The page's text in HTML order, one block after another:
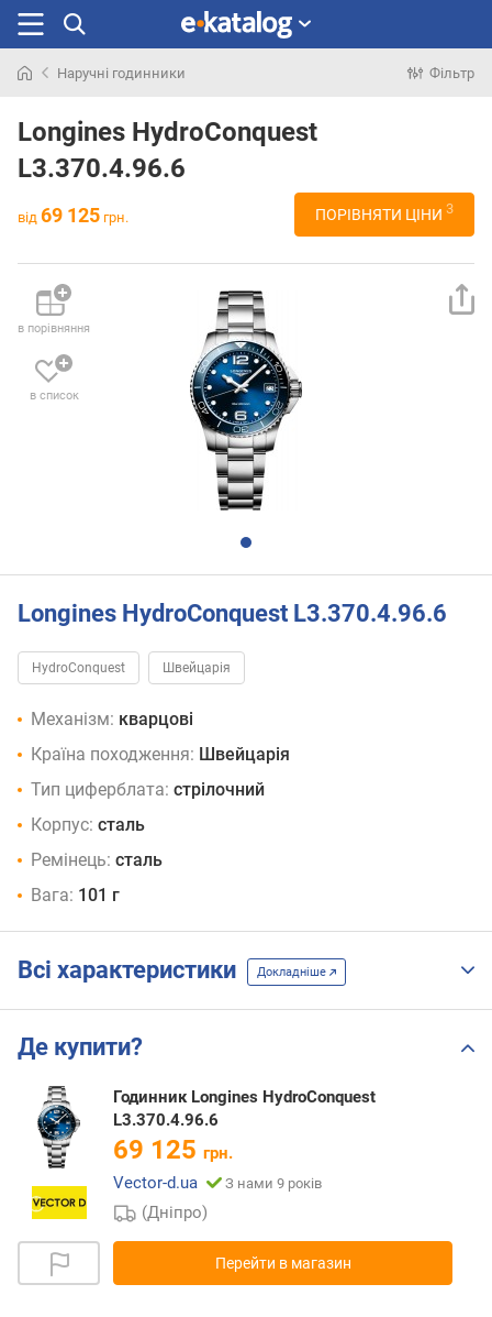
раніше
Наручні годинники Фільтр
Longines HydroConquest
L3.370.4.96.6
від 69 125 грн. ПОРІВНЯТИ ЦІНИ 3
в порівняння
в список
Longines HydroConquest L3.370.4.96.6
HydroConquest Швейцарія
Механізм: кварцові
Країна походження: Швейцарія
Тип циферблата: стрілочний
Корпус: сталь
Ремінець: сталь
Вага: 101 г
Всі характеристики Докладніше
Де купити?
Годинник Longines HydroConquest
L3.370.4.96.6
69 125 грн.
Vector-d.ua
З нами 9 років
(Дніпро)
Перейти в магазин